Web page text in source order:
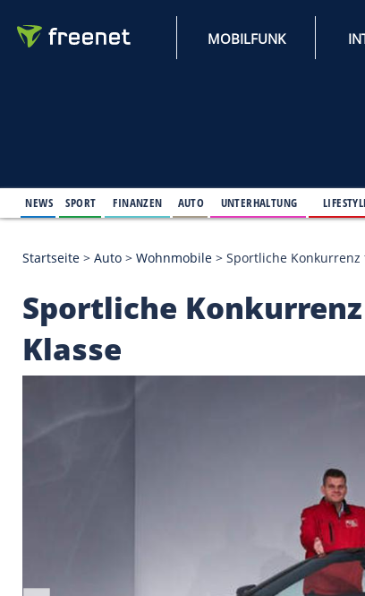
MOBILFUNK
Startseite > Auto >Wohnmobile >Sportliche
Sportliche
Klasse